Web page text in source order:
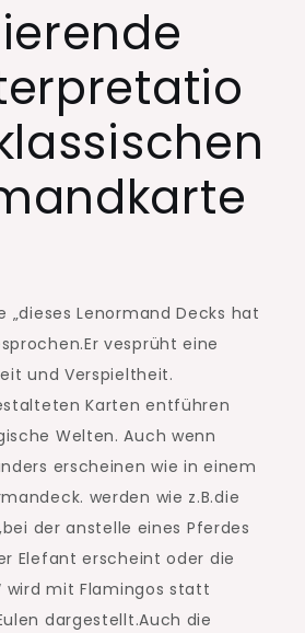
„dieses Lenormand Decks hat
vesprüht eine
und Verspieltheit.
Karten entführen
Welten. Auch wenn
erscheinen wie in einem
werden wie z.B.die
der anstelle eines Pferdes
Elefant erscheint oder die
wird mit Flamingos statt
dargestellt.Auch die